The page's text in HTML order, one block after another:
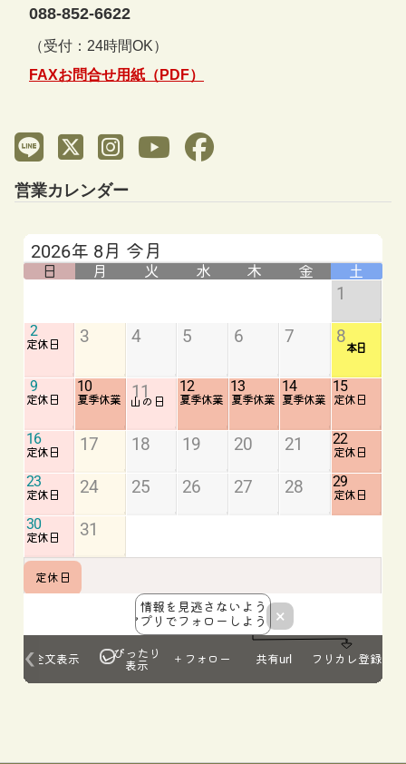
088-852-6622
（受付：24時間OK）
FAXお問合せ用紙（PDF）
営業カレンダー